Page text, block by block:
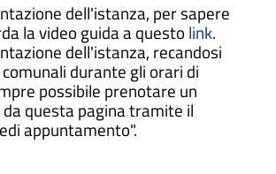
dell'istanza, per sapere
la video guida a questo link.
dell'istanza, recandosi
durante gli orari di
possibile prenotare un
questa pagina tramite il
appuntamento".